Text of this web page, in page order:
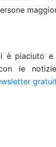
è piaciuto e
con le